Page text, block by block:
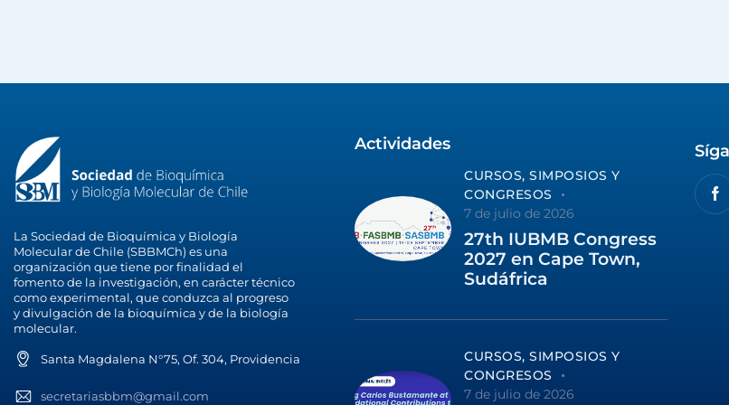
La Sociedad de Bioquímica y Biología
Molecular de Chile (SBBMCh) es una
organización que tiene por finalidad el
fomento de la investigación, en carácter técnico
como experimental, que conduzca al progreso
y divulgación de la bioquímica y de la biología
molecular.
Santa Magdalena N°75, Of. 304, Providencia
secretariasbbm@gmail.com
Actividades
CURSOS, SIMPOSIOS Y
CONGRESOS
7 de julio de 2026
27th IUBMB Congress
2027 en Cape Town,
Sudáfrica
CURSOS, SIMPOSIOS Y
CONGRESOS
7 de julio de 2026